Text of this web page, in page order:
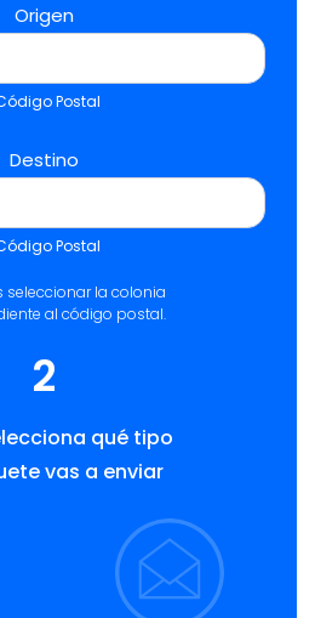
Origen
Postal
Destino
Postal
seleccionar la colonia
al código postal.
2
qué tipo
vas a enviar